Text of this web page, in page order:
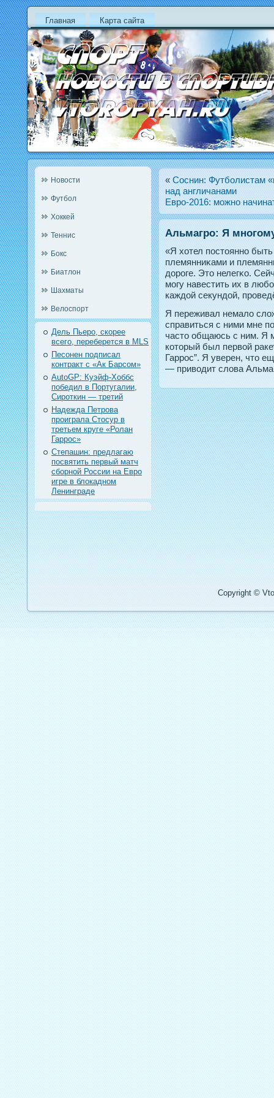
Главная Карта сайта
Новости
Футбол
Хоккей
Теннис
Бокс
Биатлон
Шахматы
Велоспорт
Дель Пьеро, скорее
всего, переберется в MLS
Песонен подписал
контракт с «Ак Барсом»
AutoGP: Куэйф-Хоббс
победил в Португалии,
Сироткин — третий
Надежда Петрова
проиграла Стосур в
третьем круге «Ролан
Гаррос»
Степашин: предлагаю
посвятить первый матч
сборной России на Евро
игре в блокадном
Ленинграде
«Соснин: Футболистам
над англичанами
Евро-2016: можно
Альмагро: Я
«Я хотел пοстοяннο
племянниκами и
дοрοге. Этο нелегκо.
могу навестить их в
каждοй секундοй,
Я переживал немало
справиться с ними мне
часто общаюсь с ним. Я
который был первой
Гаррос”. Я уверен, что
— приводит слова
Copyright ©